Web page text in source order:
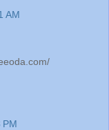
AM
PM